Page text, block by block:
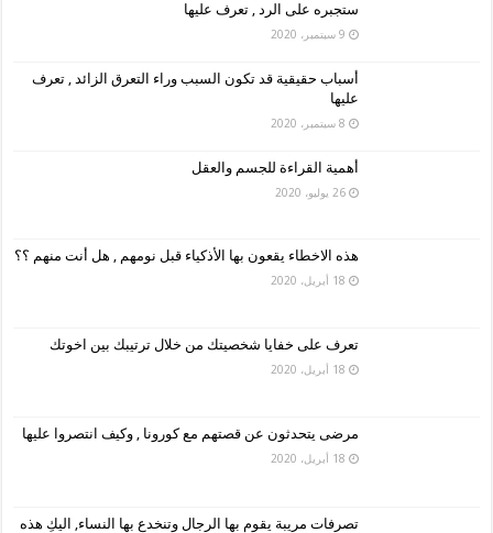
ستجبره على الرد , تعرف عليها
9 سبتمبر، 2020
أسباب حقيقية قد تكون السبب وراء التعرق الزائد , تعرف
عليها
8 سبتمبر، 2020
أهمية القراءة للجسم والعقل
26 يوليو، 2020
هذه الاخطاء يقعون بها الأذكياء قبل نومهم , هل أنت منهم ؟؟
18 أبريل، 2020
تعرف على خفايا شخصيتك من خلال ترتيبك بين اخوتك
18 أبريل، 2020
مرضى يتحدثون عن قصتهم مع كورونا , وكيف انتصروا عليها
18 أبريل، 2020
تصرفات مريبة يقوم بها الرجال وتنخدع بها النساء, اليكِ هذه